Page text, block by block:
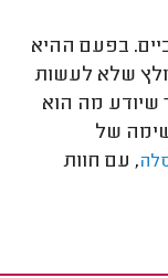
בפעם ההיא
שלא לעשות
שיודע מה הוא
של
, עם חוות